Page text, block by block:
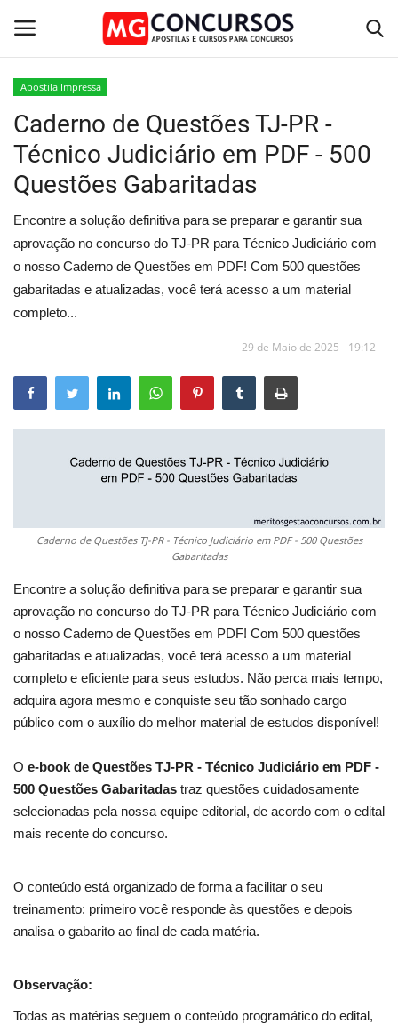
Home
Apostilas PDF
Apostila Impressa
Cursos Online
Combo Apostilas
Apostila Impressa
Caderno de Questões TJ-PR -
Técnico Judiciário em PDF - 500
Questões Gabaritadas
Encontre a solução definitiva para se preparar e garantir sua
aprovação no concurso do TJ-PR para Técnico Judiciário com
o nosso Caderno de Questões em PDF! Com 500 questões
gabaritadas e atualizadas, você terá acesso a um material
completo...
29 de Maio de 2025 - 19:12
Caderno de Questões TJ-PR - Técnico Judiciário em PDF - 500 Questões
Gabaritadas
Encontre a solução definitiva para se preparar e garantir sua
aprovação no concurso do TJ-PR para Técnico Judiciário com
o nosso Caderno de Questões em PDF! Com 500 questões
gabaritadas e atualizadas, você terá acesso a um material
completo e eficiente para seus estudos. Não perca mais tempo,
adquira agora mesmo e conquiste seu tão sonhado cargo
público com o auxílio do melhor material de estudos disponível!
O e-book de Questões TJ-PR - Técnico Judiciário em PDF -
500 Questões Gabaritadas traz questões cuidadosamente
selecionadas pela nossa equipe editorial, de acordo com o edital
mais recente do concurso.
O conteúdo está organizado de forma a facilitar o seu
treinamento: primeiro você responde às questões e depois
analisa o gabarito ao final de cada matéria.
Observação:
Todas as matérias seguem o conteúdo programático do edital,